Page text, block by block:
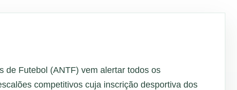
de Futebol (ANTF) vem alertar todos os
competitivos cuja inscrição desportiva dos